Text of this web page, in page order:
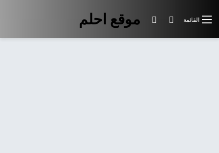
موقع احلم القائمة بحث عنالوضع المظلم